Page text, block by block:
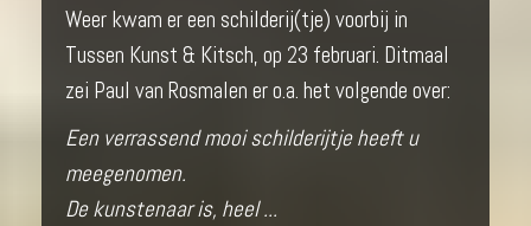
Weer kwam er een schilderij(tje) voorbij in
Tussen Kunst & Kitsch, op 23 februari. Ditmaal
zei Paul van Rosmalen er o.a. het volgende over:
Een verrassend mooi schilderijtje heeft u
meegenomen.
De kunstenaar is, heel ...